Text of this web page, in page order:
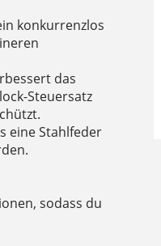
konkurrenzlos
das
Steuersatz
eine Stahlfeder
sodass du